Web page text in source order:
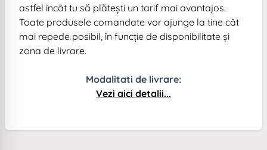
astfel încât tu să plătești un tarif mai avantajos.
Toate produsele comandate vor ajunge la tine cât
mai repede posibil, în funcție de disponibilitate și
zona de livrare.
Modalitati de livrare:
Vezi aici detalii...